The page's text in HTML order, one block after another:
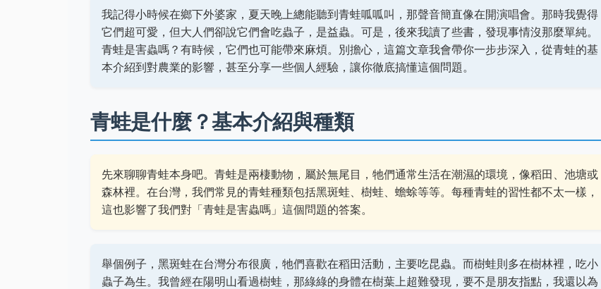
我記得小時候在鄉下外婆家，夏天晚上總能聽到青蛙呱呱叫，那聲音簡直像在開演唱會。那時我覺得
它們超可愛，但大人們卻說它們會吃蟲子，是益蟲。可是，後來我讀了些書，發現事情沒那麼單純。
青蛙是害蟲嗎？有時候，它們也可能帶來麻煩。別擔心，這篇文章我會帶你一步步深入，從青蛙的基
本介紹到對農業的影響，甚至分享一些個人經驗，讓你徹底搞懂這個問題。
青蛙是什麼？基本介紹與種類
先來聊聊青蛙本身吧。青蛙是兩棲動物，屬於無尾目，牠們通常生活在潮濕的環境，像稻田、池塘或
森林裡。在台灣，我們常見的青蛙種類包括黑斑蛙、樹蛙、蟾蜍等等。每種青蛙的習性都不太一樣，
這也影響了我們對「青蛙是害蟲嗎」這個問題的答案。
舉個例子，黑斑蛙在台灣分布很廣，牠們喜歡在稻田活動，主要吃昆蟲。而樹蛙則多在樹林裡，吃小
蟲子為生。我曾經在陽明山看過樹蛙，那綠綠的身體在樹葉上超難發現，要不是朋友指點，我還以為